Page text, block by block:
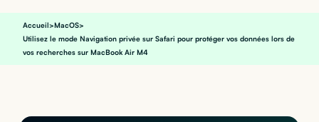
Accueil>MacOS>
Utilisez le mode Navigation privée sur Safari pour protéger vos données lors de
vos recherches sur MacBook Air M4